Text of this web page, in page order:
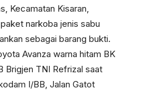
Kecamatan Kisaran,
narkoba jenis sabu
sebagai barang bukti.
Avanza warna hitam BK
Brigjen TNI Refrizal saat
I/BB, Jalan Gatot